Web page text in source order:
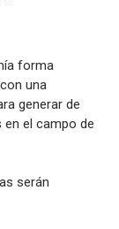
forma
una
generar de
el campo de
serán